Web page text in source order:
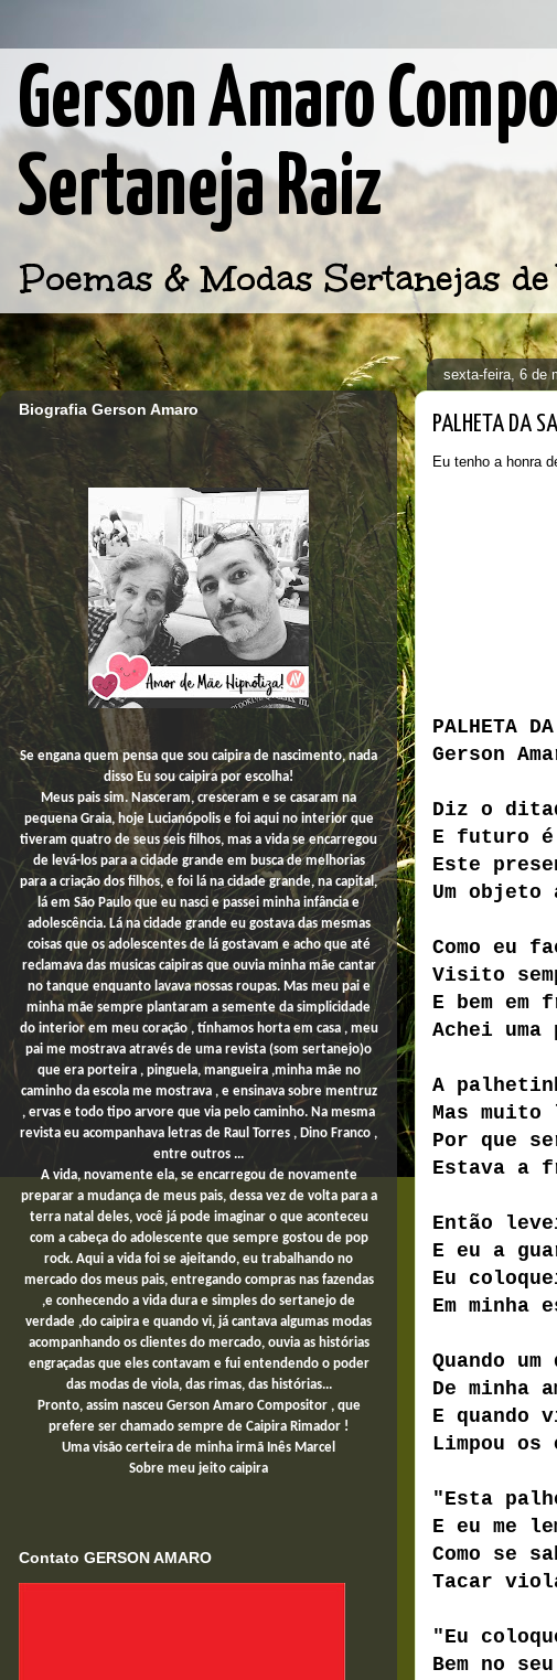
Gerson Amaro
Sertaneja Raiz
Poemas & Modas Sertanejas
sexta-feira, 6 de
PALHETA DA
Eu tenho a honra
PALHETA
Gerson
Diz o
E futuro
Este
Um objeto
Como eu
Visito
E bem em
Achei
A
Mas muito
Por que
Estava a
Então
E eu a
Eu
Em minha
Quando
De
E quando
Limpou os
"Esta
E eu me
Como se
Tacar
"Eu
Bem no
Biografia Gerson Amaro
Se engana quem pensa que sou caipira de nascimento, nada
dissoEu sou caipira por escolha!
Meus pais sim. Nasceram, cresceram e se casaram na
pequena Graia, hoje Lucianópolis e foi aqui no interior que
tiveram quatro de seus seis filhos, mas a vida se encarregou
de levá-los para a cidade grande em busca de melhorias
para a criação dos filhos, e foi lá na cidade grande, na capital,
lá em São Paulo que eu nasci e passei minha infância e
adolescência. Lá na cidade grande eu gostava das mesmas
coisas que os adolescentes de lá gostavam e acho que até
reclamava das musicas caipiras que ouvia minha mãe cantar
no tanque enquanto lavava nossas roupas. Mas meu pai e
minha mãe sempre plantaram a semente da simplicidade
do interior em meu coração , tínhamos horta em casa , meu
pai me mostrava através de uma revista (som sertanejo)o
que era porteira , pinguela, mangueira ,minha mãe no
caminho da escola me mostrava , e ensinava sobre mentruz
, ervas e todo tipo arvore que via pelo caminho. Na mesma
revista eu acompanhava letras de Raul Torres , Dino Franco ,
entre outros ...
A vida, novamente ela, se encarregou de novamente
preparar a mudança de meus pais, dessa vez de volta para a
terra natal deles, você já pode imaginar o que aconteceu
com a cabeça do adolescente que sempre gostou de pop
rock. Aqui a vida foi se ajeitando, eu trabalhando no
mercado dos meus pais, entregando compras nas fazendas
,e conhecendo a vida dura e simples do sertanejo de
verdade ,do caipira e quando vi, já cantava algumas modas
acompanhando os clientes do mercado, ouvia as histórias
engraçadas que eles contavam e fui entendendo o poder
das modas de viola, das rimas, das histórias...
Pronto, assim nasceu Gerson Amaro Compositor , que
prefere ser chamado sempre de Caipira Rimador !
Uma visão certeira de minha irmã Inês Marcel
Sobre meu jeito caipira
Contato GERSON AMARO